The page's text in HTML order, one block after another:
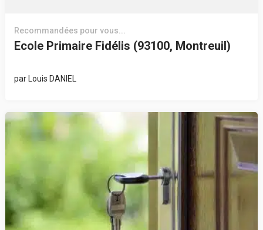
Recommandées pour vous...
Ecole Primaire Fidélis (93100, Montreuil)
par Louis DANIEL